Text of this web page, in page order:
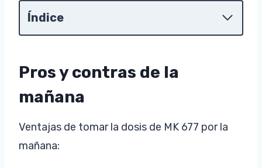
Índice
Pros y contras de la
mañana
Ventajas de tomar la dosis de MK 677 por la
mañana: